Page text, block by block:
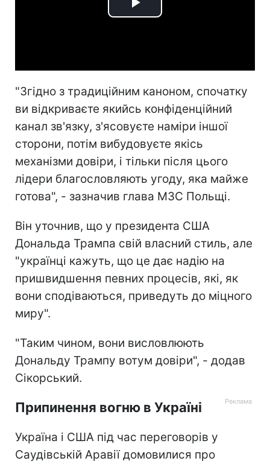
Play
"Згідно з традиційним каноном, спочатку
ви відкриваєте якийсь конфіденційний
канал зв'язку, з'ясовуєте наміри іншої
сторони, потім вибудовуєте якісь
механізми довіри, і тільки після цього
лідери благословляють угоду, яка майже
готова", - зазначив глава МЗС Польщі.
Він уточнив, що у президента США
Дональда Трампа свій власний стиль, але
"українці кажуть, що це дає надію на
пришвидшення певних процесів, які, як
вони сподіваються, приведуть до міцного
миру".
"Таким чином, вони висловлюють
Дональду Трампу вотум довіри", - додав
Сікорський.
Припинення вогню в Україні
Україна і США під час переговорів у
Саудівській Аравії домовилися про